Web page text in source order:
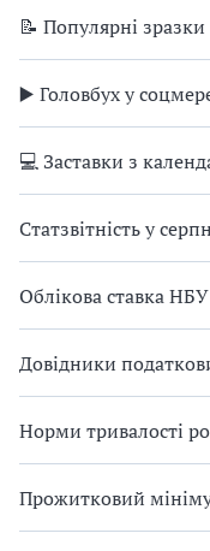
📝 Популярні зразки
▶️ Головбух у
💻 Заставки з
Статзвітність у
Облікова ставка НБУ
Довідники
Норми тривалості
Прожитковий